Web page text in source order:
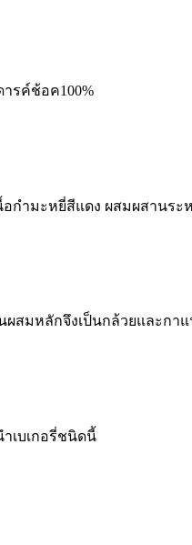
รค์ช้อค100%
อกำมะหยี่สีแดง ผสมผสานร
ผสมหลักจึงเป็นกล้วยและกา
เบเกอรี่ชนิดนี้